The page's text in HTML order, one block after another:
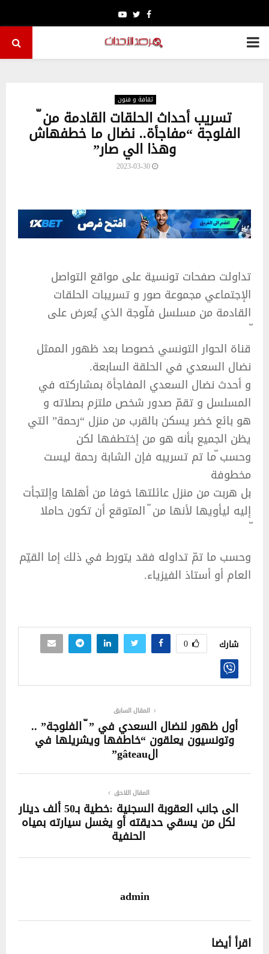
Facebook
Twitter
Youtube
PRIMARY
ثقافة و فنون
تسريب أحداث الحلقات القادمة من ّ
الفلوجة “مفاجأة.. نضال ما خطفهاش
وهذا الي صار”
2023-03-30
تداولت صفحات تونسية على مواقع التواصل
الإجتماعي مجموعة صور و تسريبات الحلقات
القادمة من مسلسل فلّوجة الذي يُعرض على
قناة الحوار التونسي خصوصا بعد ظهور الممثل
نضال السعدي في الحلقة السابعة.
و أحدث نضال السعدي المفاجأة بمشاركته في
المسلسل و تقمّ صدور شخص ملتزم بصلاته و
هو بائع خضر يسكن بالقرب من منزل “رحمة” التي
يظن الجميع بأنه هو من إختطفها لكن
وحسب ّما تم تسريبه فإن الشابة رحمة ليست
مخطوفة
بل هربت من منزل عائلتها خوفا من أهلها وإلتجأت
إليه ليأويها لأنها من ّ المتوقع أن تكون حاملا
وحسب ما تمّ تداوله فقد يتورط في ذلك إما القيّم
العام أو أستاذ الفيزياء.
شارك 0
المقال السابق
أول ظهور لنضال السعدي في ” ّ الفلوجة” ..
وتونسيون يعلقون “خاطفها ويشريلها في
الgâteau”
المقال اللاحق
الى جانب العقوبة السجنية :خطية بـ50 ألف دينار
لكل من يسقي حديقته أو يغسل سيارته بمياه
الحنفية
admin
اقرأ أيضا